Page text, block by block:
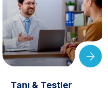
Tanı & Testler